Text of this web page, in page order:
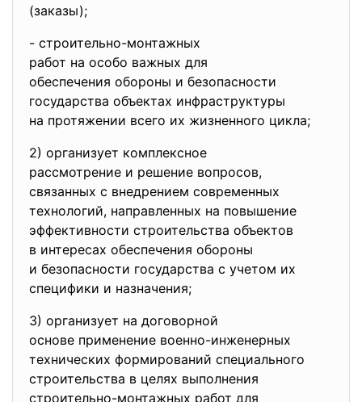
(заказы);
- строительно-монтажных
работ на особо важных для
обеспечения обороны и безопасности
государства объектах инфраструктуры
на протяжении всего их жизненного цикла;
2) организует комплексное
рассмотрение и решение вопросов,
связанных с внедрением современных
технологий, направленных на повышение
эффективности строительства объектов
в интересах обеспечения обороны
и безопасности государства с учетом их
специфики и назначения;
3) организует на договорной
основе применение военно-инженерных
технических формирований специального
строительства в целях выполнения
строительно-монтажных работ для